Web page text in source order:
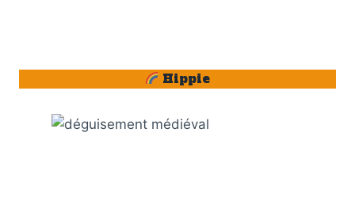
Hippie